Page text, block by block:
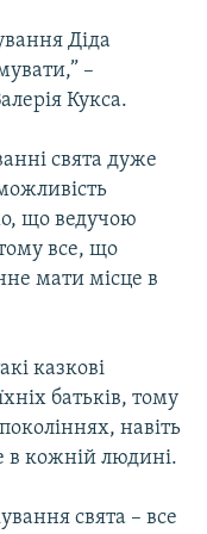
Діда
–
Кукса.
свята дуже
що ведучою
тому все, що
мати місце в
казкові
батьків, тому
навіть
в кожній людині.
свята – все